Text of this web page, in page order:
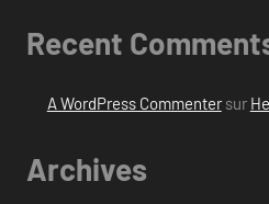
Recent
A WordPress Commentersur
Archives